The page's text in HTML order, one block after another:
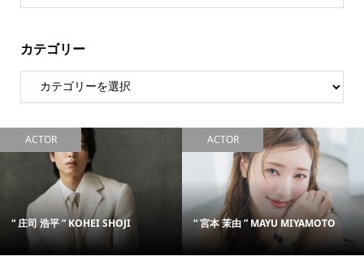
カテゴリー
ACTOR
“ 庄司 浩平 ” KOHEI SHOJI
ACTOR
“ 宮本 茉由 ” MAYU MIYAMOTO